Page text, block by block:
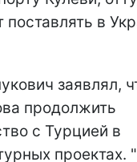
в
заявлял,
продолжить
с Турцией в
проектах.